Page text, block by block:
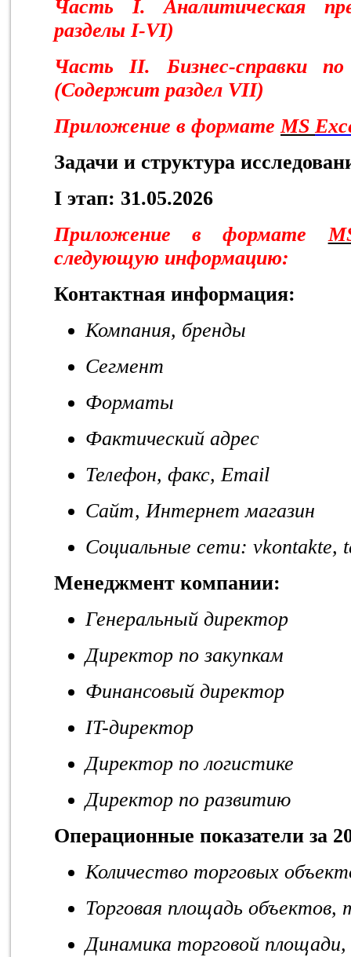
Часть I. Аналитическая
разделы I-VI)
Часть II. Бизнес-справки
(Содержит раздел VII)
Приложение в формате MS
Задачи и структура
I этап: 31.05.2026
Приложение в формате
следующую информацию:
Контактная информация:
Компания, бренды
Сегмент
Форматы
Фактический адрес
Телефон, факс, Email
Сайт, Интернет магазин
Социальные сети: vkontakte,
Менеджмент компании:
Генеральный директор
Директор по закупкам
Финансовый директор
IT-директор
Директор по логистике
Директор по развитию
Операционные показатели за
Количество торговых
Торговая площадь объектов,
Динамика торговой